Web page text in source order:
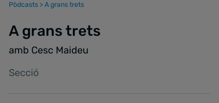
Pòdcasts >A grans trets
A grans trets
amb Cesc Maideu
Secció